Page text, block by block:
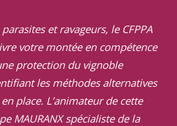
et ravageurs, le CFPPA
votre montée en compétence
protection du vignoble
les méthodes alternatives
place. L’animateur de cette
MAURANX spécialiste de la